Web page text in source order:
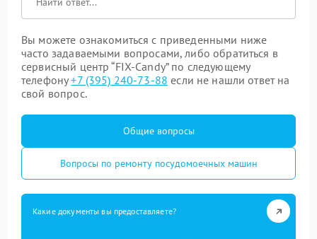
Вы можете ознакомиться с приведенными ниже
часто задаваемыми вопросами, либо обратиться в
сервисный центр “FIX-Candy” по следующему
телефону+7 (395) 240-73-88 если не нашли ответ на
свой вопрос.
Общие вопросы
Вопросы по ремонту посудомоечных машин
Какие документы вы предоставляете?